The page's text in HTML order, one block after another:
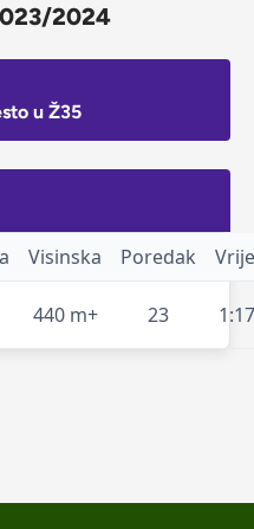
2024
u Ž35
Visinska Poredak
440 m+ 23